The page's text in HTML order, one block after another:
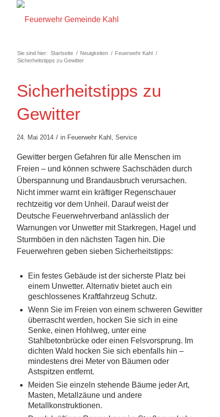
Sie sind hier: Startseite / Neuigkeiten / Feuerwehr Kahl /
Sicherheitstipps zu Gewitter
Sicherheitstipps zu
Gewitter
24. Mai 2014 / in Feuerwehr Kahl , Service
Gewitter bergen Gefahren für alle Menschen im
Freien – und können schwere Sachschäden durch
Überspannung und Brandausbruch verursachen.
Nicht immer warnt ein kräftiger Regenschauer
rechtzeitig vor dem Unheil. Darauf weist der
Deutsche Feuerwehrverband anlässlich der
Warnungen vor Unwetter mit Starkregen, Hagel und
Sturmböen in den nächsten Tagen hin. Die
Feuerwehren geben sieben Sicherheitstipps:
Ein festes Gebäude ist der sicherste Platz bei
einem Unwetter. Alternativ bietet auch ein
geschlossenes Kraftfahrzeug Schutz.
Wenn Sie im Freien von einem schweren Gewitter
überrascht werden, hocken Sie sich in eine
Senke, einen Hohlweg, unter eine
Stahlbetonbrücke oder einen Felsvorsprung. Im
dichten Wald hocken Sie sich ebenfalls hin –
mindestens drei Meter von Bäumen oder
Astspitzen entfernt.
Meiden Sie einzeln stehende Bäume jeder Art,
Masten, Metallzäune und andere
Metallkonstruktionen.